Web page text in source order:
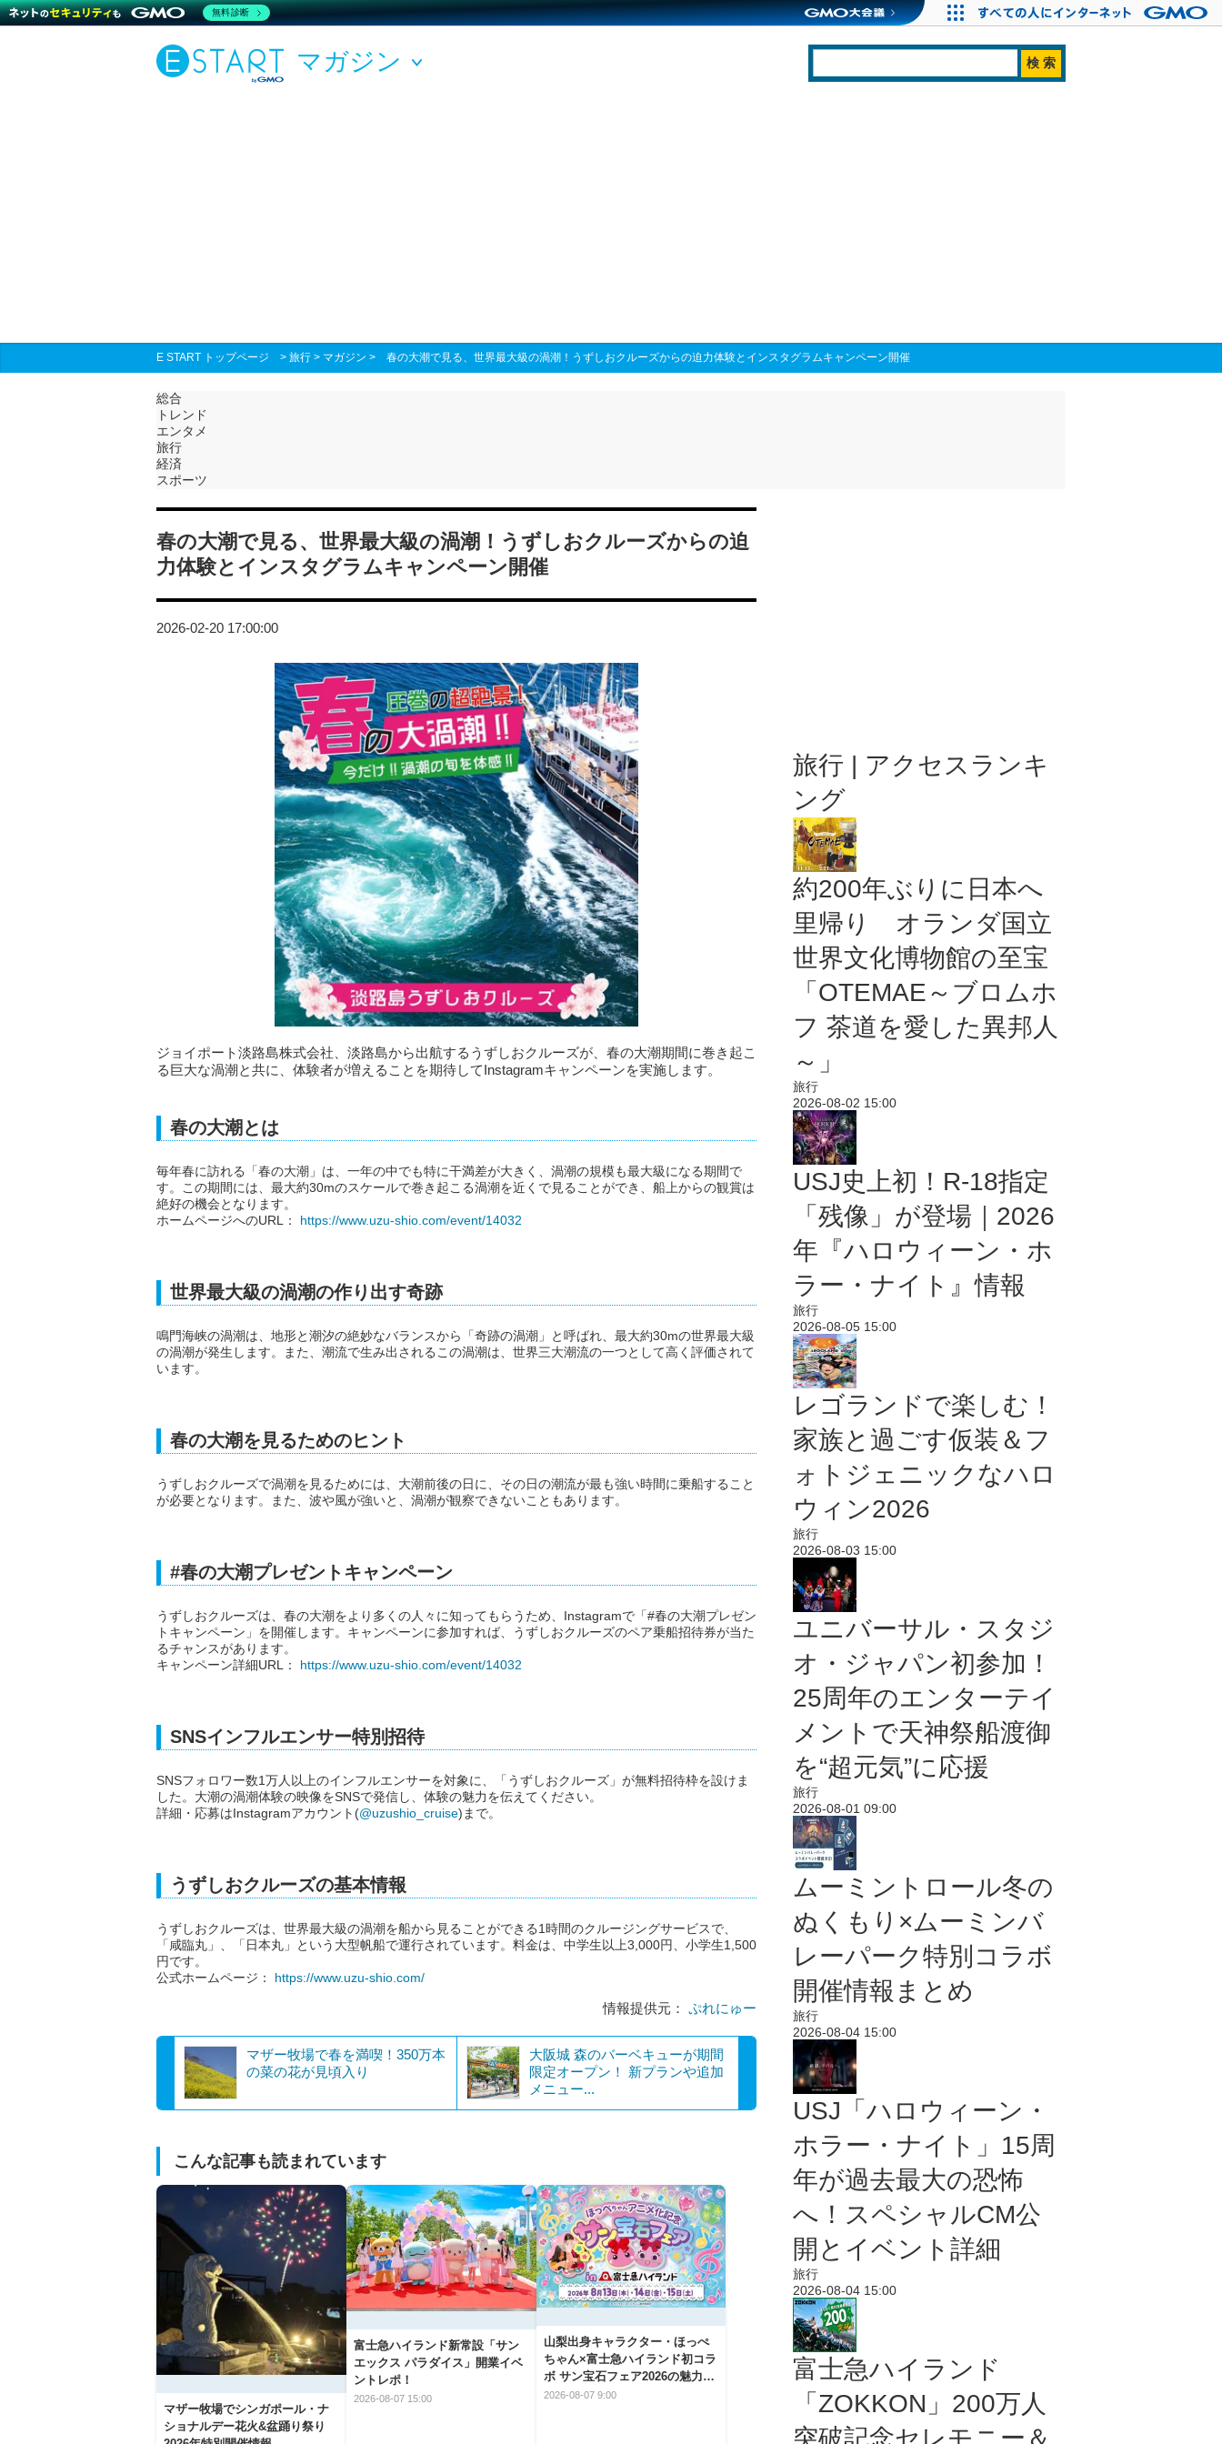
マガジン
E START トップページ > 旅行 > マガジン > 春の大潮で見る、世界最大級の渦潮！うずしおクルーズからの迫力体験とインスタグラムキャンペーン開催
総合
トレンド
エンタメ
旅行
経済
スポーツ
春の大潮で見る、世界最大級の渦潮！うずしおクルーズからの迫
力体験とインスタグラムキャンペーン開催
2026-02-20 17:00:00
ジョイポート淡路島株式会社、淡路島から出航するうずしおクルーズが、春の大潮期間に巻き起こ
る巨大な渦潮と共に、体験者が増えることを期待してInstagramキャンペーンを実施します。
春の大潮とは
毎年春に訪れる「春の大潮」は、一年の中でも特に干満差が大きく、渦潮の規模も最大級になる期間で
す。この期間には、最大約30mのスケールで巻き起こる渦潮を近くで見ることができ、船上からの観賞は
絶好の機会となります。
ホームページへのURL： https://www.uzu-shio.com/event/14032
世界最大級の渦潮の作り出す奇跡
鳴門海峡の渦潮は、地形と潮汐の絶妙なバランスから「奇跡の渦潮」と呼ばれ、最大約30mの世界最大級
の渦潮が発生します。また、潮流で生み出されるこの渦潮は、世界三大潮流の一つとして高く評価されて
います。
春の大潮を見るためのヒント
うずしおクルーズで渦潮を見るためには、大潮前後の日に、その日の潮流が最も強い時間に乗船すること
が必要となります。また、波や風が強いと、渦潮が観察できないこともあります。
#春の大潮プレゼントキャンペーン
うずしおクルーズは、春の大潮をより多くの人々に知ってもらうため、Instagramで「#春の大潮プレゼン
トキャンペーン」を開催します。キャンペーンに参加すれば、うずしおクルーズのペア乗船招待券が当た
るチャンスがあります。
キャンペーン詳細URL： https://www.uzu-shio.com/event/14032
SNSインフルエンサー特別招待
SNSフォロワー数1万人以上のインフルエンサーを対象に、「うずしおクルーズ」が無料招待枠を設けま
した。大潮の渦潮体験の映像をSNSで発信し、体験の魅力を伝えてください。
詳細・応募はInstagramアカウント(@uzushio_cruise)まで。
うずしおクルーズの基本情報
うずしおクルーズは、世界最大級の渦潮を船から見ることができる1時間のクルージングサービスで、
「咸臨丸」、「日本丸」という大型帆船で運行されています。料金は、中学生以上3,000円、小学生1,500
円です。
公式ホームページ： https://www.uzu-shio.com/
情報提供元： ぷれにゅー
マザー牧場で春を満喫！350万本
の菜の花が見頃入り
大阪城 森のバーベキューが期間
限定オープン！ 新プランや追加
メニュー...
こんな記事も読まれています
マザー牧場でシンガポール・ナ
ショナルデー花火&盆踊り祭り
富士急ハイランド新常設「サン
エックス パラダイス」開業イベ
ントレポ！
2026-08-07 15:00
山梨出身キャラクター・ほっぺ
ちゃん×富士急ハイランド初コラ
ボ サン宝石フェア2026の魅力と
楽しみ方
2026-08-07 9:00
旅行 | アクセスランキ
ング
約200年ぶりに日本へ
里帰り オランダ国立
世界文化博物館の至宝
「OTEMAE～ブロムホ
フ 茶道を愛した異邦人
～」
旅行
2026-08-02 15:00
USJ史上初！R-18指定
「残像」が登場｜2026
年『ハロウィーン・ホ
ラー・ナイト』情報
旅行
2026-08-05 15:00
レゴランドで楽しむ！
家族と過ごす仮装＆フ
ォトジェニックなハロ
ウィン2026
旅行
2026-08-03 15:00
ユニバーサル・スタジ
オ・ジャパン初参加！
25周年のエンターテイ
メントで天神祭船渡御
を“超元気”に応援
旅行
2026-08-01 09:00
ムーミントロール冬の
ぬくもり×ムーミンバ
レーパーク特別コラボ
開催情報まとめ
旅行
2026-08-04 15:00
USJ「ハロウィーン・
ホラー・ナイト」15周
年が過去最大の恐怖
へ！スペシャルCM公
開とイベント詳細
旅行
2026-08-04 15:00
富士急ハイランド
「ZOKKON」200万人
突破記念セレモニー＆
無料診断